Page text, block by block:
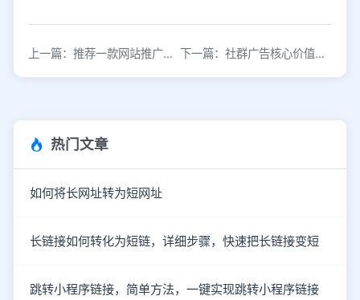
上一篇：推荐一款网站推广工具，可提升点击率和转化率 下一篇：社群广告核心价值解析与投放策略指南
热门文章
如何将长网址转为短网址
长链接如何转化为短链，详细步骤，快速把长链接变短
跳转小程序链接，简单方法，一键实现跳转小程序链接